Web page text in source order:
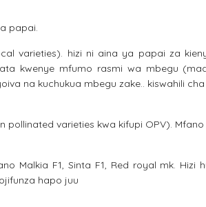
papai.
varieties). hizi ni aina ya papai za
kwenye mfumo rasmi wa mbegu
na kuchukua mbegu zake.. kiswahili
pollinated varieties kwa kifupi OPV).
Malkia F1, Sinta F1, Red royal mk.
hapo juu